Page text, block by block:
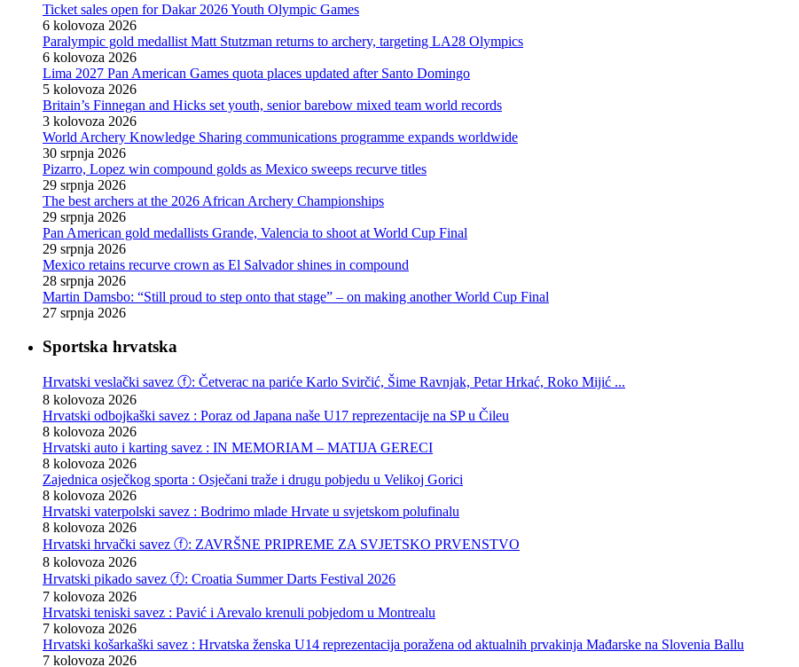
Ticket sales open for Dakar 2026 Youth Olympic Games
6 kolovoza 2026
Paralympic gold medallist Matt Stutzman returns to archery, targeting LA28 Olympics
6 kolovoza 2026
Lima 2027 Pan American Games quota places updated after Santo Domingo
5 kolovoza 2026
Britain’s Finnegan and Hicks set youth, senior barebow mixed team world records
3 kolovoza 2026
World Archery Knowledge Sharing communications programme expands worldwide
30 srpnja 2026
Pizarro, Lopez win compound golds as Mexico sweeps recurve titles
29 srpnja 2026
The best archers at the 2026 African Archery Championships
29 srpnja 2026
Pan American gold medallists Grande, Valencia to shoot at World Cup Final
29 srpnja 2026
Mexico retains recurve crown as El Salvador shines in compound
28 srpnja 2026
Martin Damsbo: “Still proud to step onto that stage” – on making another World Cup Final
27 srpnja 2026
Sportska hrvatska
Hrvatski veslački savez ⓕ: Četverac na pariće Karlo Svirčić, Šime Ravnjak, Petar Hrkać, Roko Mijić ...
8 kolovoza 2026
Hrvatski odbojkaški savez : Poraz od Japana naše U17 reprezentacije na SP u Čileu
8 kolovoza 2026
Hrvatski auto i karting savez : IN MEMORIAM – MATIJA GERECI
8 kolovoza 2026
Zajednica osječkog sporta : Osječani traže i drugu pobjedu u Velikoj Gorici
8 kolovoza 2026
Hrvatski vaterpolski savez : Bodrimo mlade Hrvate u svjetskom polufinalu
8 kolovoza 2026
Hrvatski hrvački savez ⓕ: ZAVRŠNE PRIPREME ZA SVJETSKO PRVENSTVO
8 kolovoza 2026
Hrvatski pikado savez ⓕ: Croatia Summer Darts Festival 2026
7 kolovoza 2026
Hrvatski teniski savez : Pavić i Arevalo krenuli pobjedom u Montrealu
7 kolovoza 2026
Hrvatski košarkaški savez : Hrvatska ženska U14 reprezentacija poražena od aktualnih prvakinja Mađarske na Slovenia Ballu
7 kolovoza 2026